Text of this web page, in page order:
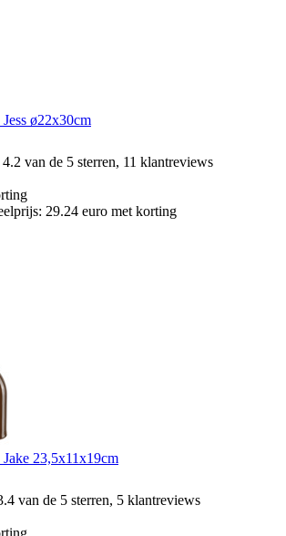
ø22x30cm
van de 5 sterren, 11 klantreviews
29.24 euro met korting
23,5x11x19cm
van de 5 sterren, 5 klantreviews